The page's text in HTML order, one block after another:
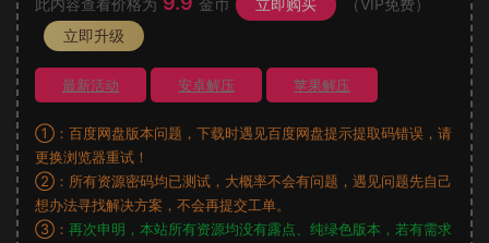
此内容查看价格为 金币 立即购买
（VIP免费）
立即升级
最新活动 安卓解压 苹果解压
①：百度网盘版本问题，下载时遇见百度网盘提示提取码错误，请
更换浏览器重试！
②：所有资源密码均已测试，大概率不会有问题，遇见问题先自己
想办法寻找解决方案，不会再提交工单。
③： 再次申明，本站所有资源均没有露点、纯绿色版本，若有需求